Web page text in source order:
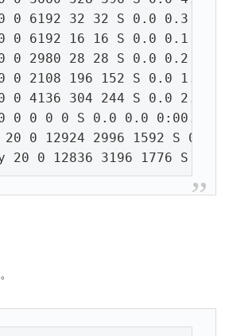
0 6192 32 32 S 0.0 0.3
0 6192 16 16 S 0.0 0.1
0 2980 28 28 S 0.0 0.2
0 2108 196 152 S 0.0 1.6
0 4136 304 244 S 0.0 2.4
0 0 0 0 S 0.0 0.0 0:00.31
20 0 12924 2996 1592 S 0.0
20 0 12836 3196 1776 S